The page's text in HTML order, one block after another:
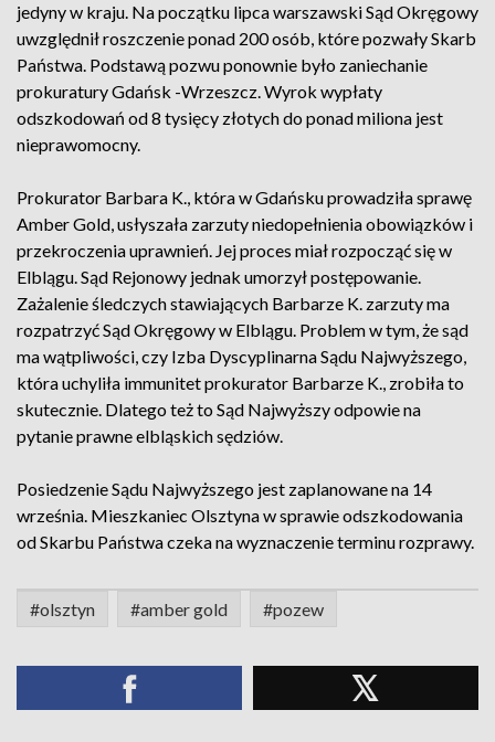
jedyny w kraju. Na początku lipca warszawski Sąd Okręgowy
uwzględnił roszczenie ponad 200 osób, które pozwały Skarb
Państwa. Podstawą pozwu ponownie było zaniechanie
prokuratury Gdańsk -Wrzeszcz. Wyrok wypłaty
odszkodowań od 8 tysięcy złotych do ponad miliona jest
nieprawomocny.
Prokurator Barbara K., która w Gdańsku prowadziła sprawę
Amber Gold, usłyszała zarzuty niedopełnienia obowiązków i
przekroczenia uprawnień. Jej proces miał rozpocząć się w
Elblągu. Sąd Rejonowy jednak umorzył postępowanie.
Zażalenie śledczych stawiających Barbarze K. zarzuty ma
rozpatrzyć Sąd Okręgowy w Elblągu. Problem w tym, że sąd
ma wątpliwości, czy Izba Dyscyplinarna Sądu Najwyższego,
która uchyliła immunitet prokurator Barbarze K., zrobiła to
skutecznie. Dlatego też to Sąd Najwyższy odpowie na
pytanie prawne elbląskich sędziów.
Posiedzenie Sądu Najwyższego jest zaplanowane na 14
września. Mieszkaniec Olsztyna w sprawie odszkodowania
od Skarbu Państwa czeka na wyznaczenie terminu rozprawy.
#olsztyn #amber gold #pozew